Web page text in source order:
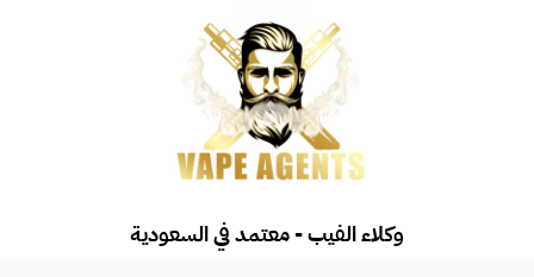
وكلاء الفيب - معتمد في السعودية